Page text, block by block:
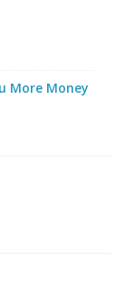
More Money